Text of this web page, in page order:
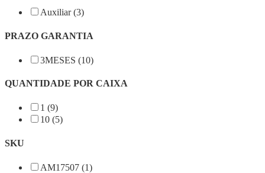
Auxiliar (3)
PRAZO GARANTIA
3MESES (10)
QUANTIDADE POR CAIXA
1 (9)
10 (5)
SKU
AM17507 (1)